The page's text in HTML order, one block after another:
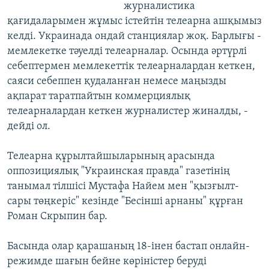
журналистика
қағидаларымен жұмыс істейтін телеарна ашқымыз
келді. Украинада ондай станциялар жоқ. Барлығы -
мемлекетке тәуелді телеарналар. Осында әртүрлі
себептермен мемлекеттік телеарналардан кеткен,
саяси себеппен қудаланған немесе маңызды
ақпарат таратпайтын коммерциялық
телеарналардан кеткен журналистер жиналды, -
дейді ол.
Телеарна құрылтайшыларының арасында
оппозициялық "Украинская правда" газетінің
танымал тілшісі Мустафа Найем мен "қызғылт-
сары төңкеріс" кезінде "Бесінші арнаны" құрған
Роман Скрыпин бар.
Басында олар қарашаның 18-інен бастап онлайн-
режимде шағын бейне көріністер беруді